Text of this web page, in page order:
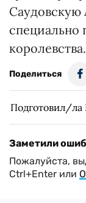
специально
королевства.
Поделиться
Подготовил/ла
Заметили
Пожалуйста,
Ctrl+Enter или